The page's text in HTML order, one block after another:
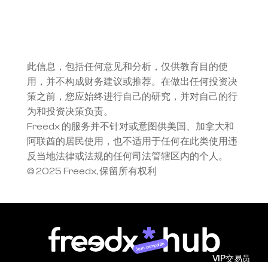
此信息，包括任何意见和分析，仅供教育目的使
用，并不构成财务建议或推荐。在做出任何投资决
策之前，您应始终进行自己的研究，并对自己的行
为和投资决策负责。
Freedx 的服务并不针对或意图供美国、加拿大和
阿联酋的居民使用，也不适用于任何在此类使用违
反当地法律或法规的任何司法管辖区内的个人。
© 2025 Freedx, 保留所有权利
Join campaign
VIP交易员